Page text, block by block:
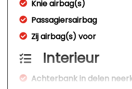
Knie airbag(s)
Passagiersairbag
Zij airbag(s) voor
Interieur
Achterbank in delen